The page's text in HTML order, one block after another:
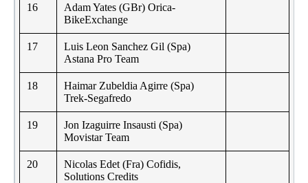
16
Adam Yates (GBr) Orica-
BikeExchange
17
Luis Leon Sanchez Gil (Spa)
Astana Pro Team
18
Haimar Zubeldia Agirre (Spa)
Trek-Segafredo
19
Jon Izaguirre Insausti (Spa)
Movistar Team
20
Nicolas Edet (Fra) Cofidis,
Solutions Credits